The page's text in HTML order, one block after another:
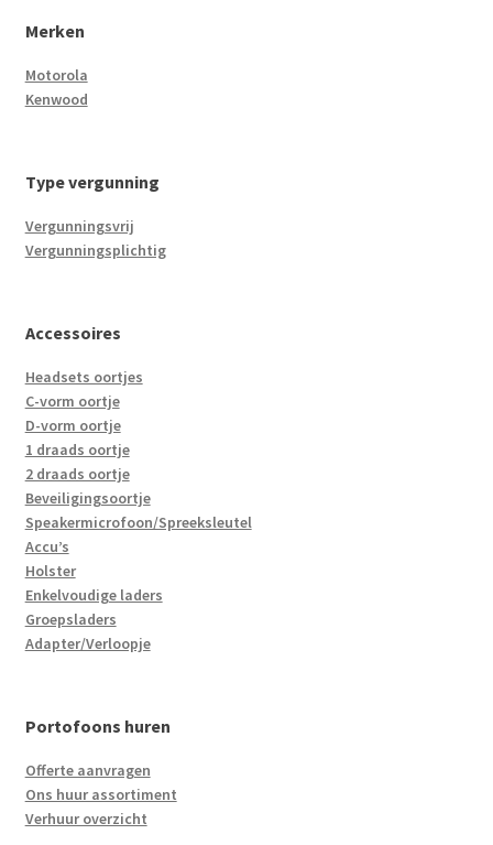
Merken
Motorola
Kenwood
Type vergunning
Vergunningsvrij
Vergunningsplichtig
Accessoires
Headsets oortjes
C-vorm oortje
D-vorm oortje
1 draads oortje
2 draads oortje
Beveiligingsoortje
Speakermicrofoon/Spreeksleutel
Accu’s
Holster
Enkelvoudige laders
Groepsladers
Adapter/Verloopje
Portofoons huren
Offerte aanvragen
Ons huur assortiment
Verhuur overzicht